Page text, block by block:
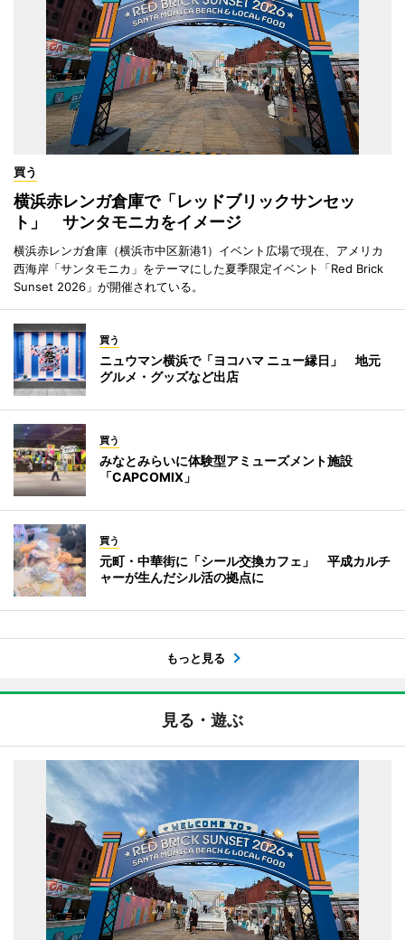
買う
横浜赤レンガ倉庫で「レッドブリックサンセッ
ト」 サンタモニカをイメージ
横浜赤レンガ倉庫（横浜市中区新港1）イベント広場で現在、アメリカ
西海岸「サンタモニカ」をテーマにした夏季限定イベント「Red Brick
Sunset 2026」が開催されている。
買う
ニュウマン横浜で「ヨコハマ ニュー縁日」 地元
グルメ・グッズなど出店
買う
みなとみらいに体験型アミューズメント施設
「CAPCOMIX」
買う
元町・中華街に「シール交換カフェ」 平成カルチ
ャーが生んだシル活の拠点に
もっと見る
見る・遊ぶ